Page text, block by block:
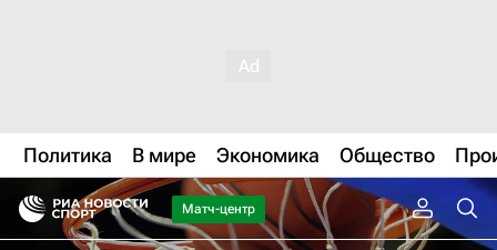
Политика В мире Экономика Общество
Матч-центр